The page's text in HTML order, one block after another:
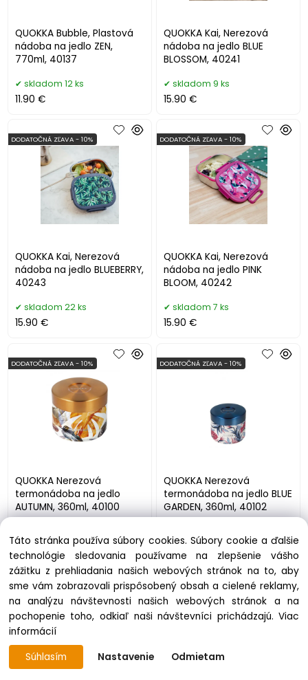
QUOKKA Bubble, Plastová
nádoba na jedlo ZEN,
770ml, 40137
skladom 12 ks
11.90 €
QUOKKA Kai, Nerezová
nádoba na jedlo BLUE
BLOSSOM, 40241
skladom 9 ks
15.90 €
QUOKKA Kai, Nerezová
nádoba na jedlo BLUEBERRY,
40243
DODATOČNÁ ZĽAVA - 10%
skladom 22 ks
15.90 €
QUOKKA Kai, Nerezová
nádoba na jedlo PINK
BLOOM, 40242
DODATOČNÁ ZĽAVA - 10%
skladom 7 ks
15.90 €
QUOKKA Nerezová
termonádoba na jedlo
AUTUMN, 360ml, 40100
DODATOČNÁ ZĽAVA - 10%
19.89 €
QUOKKA Nerezová
termonádoba na jedlo BLUE
GARDEN, 360ml, 40102
DODATOČNÁ ZĽAVA - 10%
19.89 €
DODATOČNÁ ZĽAVA - 10% DODATOČNÁ ZĽAVA - 10%
Táto stránka používa súbory cookies. Súbory cookie a ďalšie
technológie sledovania používame na zlepšenie vášho
zážitku z prehliadania našich webových stránok na to, aby
sme vám zobrazovali prispôsobený obsah a cielené reklamy,
na analýzu návštevnosti našich webových stránok a na
pochopenie toho, odkiaľ naši návštevníci prichádzajú.Viac
informácií
Súhlasím
Nastavenie Odmietam